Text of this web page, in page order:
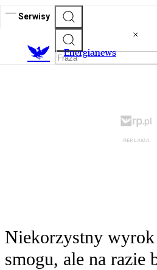
Serwisy
Energianews
Niekorzystny
smogu, ale na razie